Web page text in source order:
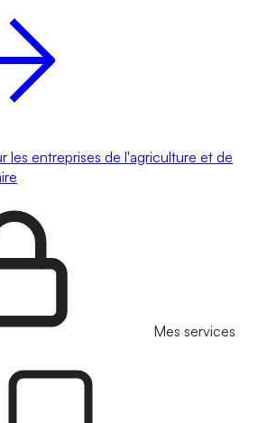
les entreprises de l'agriculture et de
Mes services